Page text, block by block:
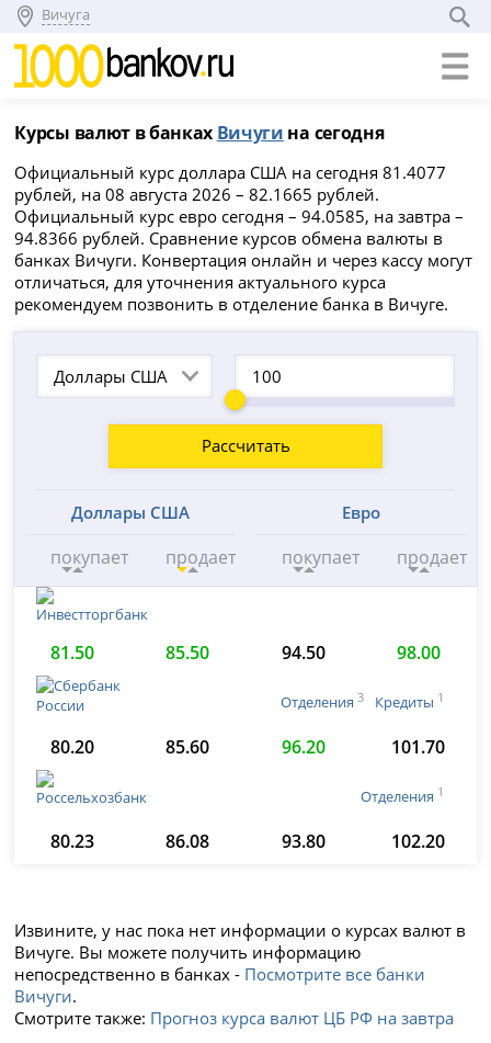
Вичуга
Курсы валют в банках Вичуги на сегодня
Официальный курс доллара США на сегодня 81.4077
рублей, на 08 августа 2026 – 82.1665 рублей.
Официальный курс евро сегодня – 94.0585, на завтра –
94.8366 рублей. Сравнение курсов обмена валюты в
банках Вичуги. Конвертация онлайн и через кассу могут
отличаться, для уточнения актуального курса
рекомендуем позвонить в отделение банка в Вичуге.
Доллары США
Рассчитать
Доллары США
покупает продает
Евро
покупает продает
81.50 85.50 94.50 98.00
Отделения 3 Кредиты 1
80.20 85.60 96.20 101.70
Отделения 1
80.23 86.08 93.80 102.20
Извините, у нас пока нет информации о курсах валют в
Вичуге. Вы можете получить информацию
непосредственно в банках - Посмотрите все банки
Вичуги.
Смотрите также: Прогноз курса валют ЦБ РФ на завтра